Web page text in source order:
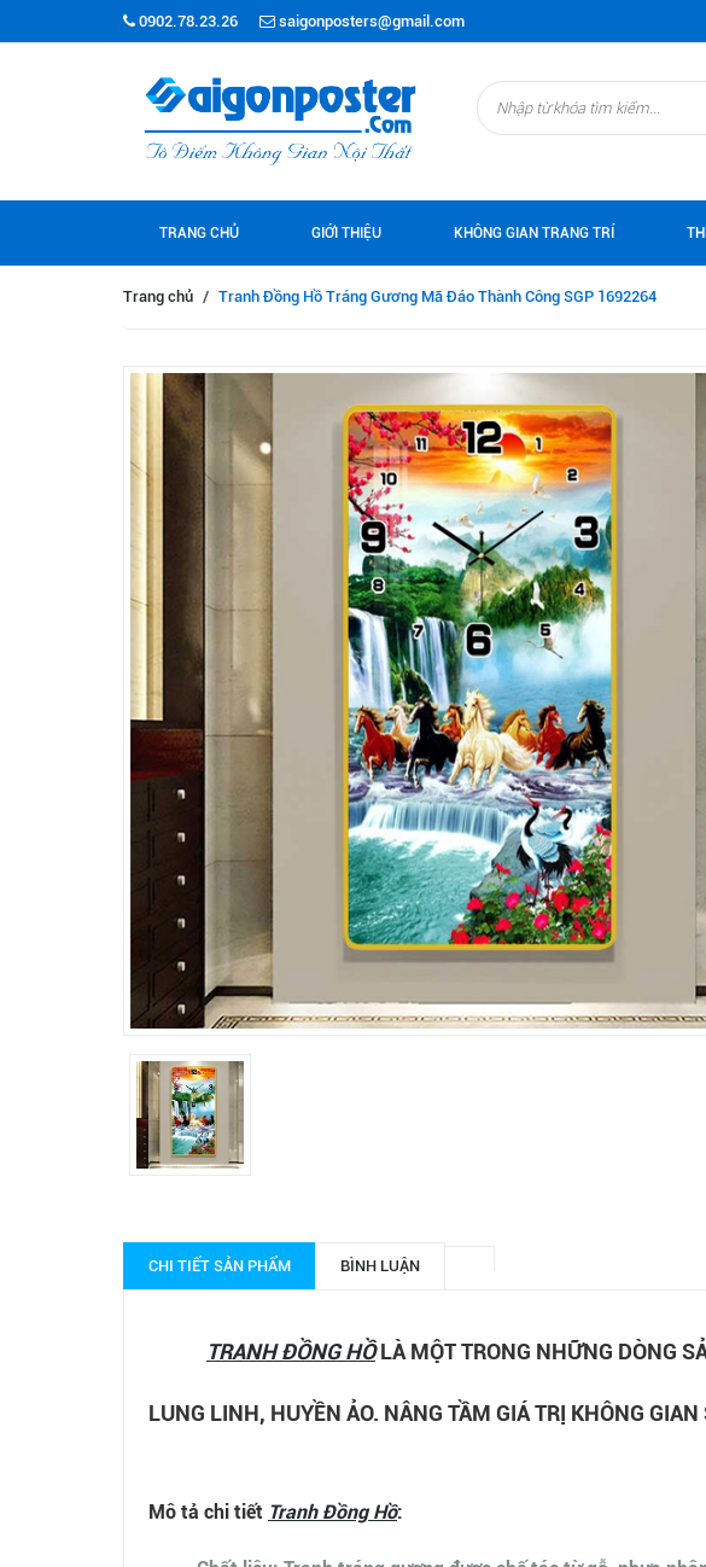
0902.78.23.26 saigonposters@gmail.com
TRANG CHỦ GIỚI THIỆU KHÔNG GIAN TRANG TRÍ
Trang chủ / Tranh Đồng Hồ Tráng Gương Mã Đáo Thành Công SGP 1692264
CHI TIẾT SẢN PHẨM BÌNH LUẬN
TRANH ĐỒNG HỒLÀ MỘT TRONG NHỮNG DÒNG
LUNG LINH, HUYỀN ẢO. NÂNG TẦM GIÁ TRỊ KHÔNG GIAN
Mô tả chi tiết TranhĐồng Hồ: